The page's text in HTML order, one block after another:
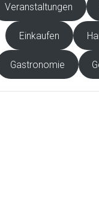
Veranstaltungen
Einkaufen
Gastronomie